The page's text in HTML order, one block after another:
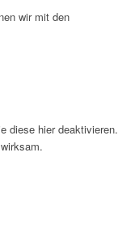
wir mit den
diese hier deaktivieren.